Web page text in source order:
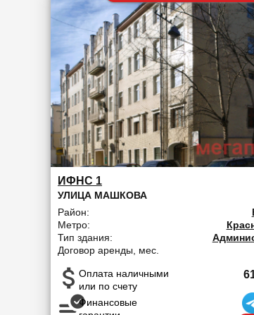
ИФНС 1
УЛИЦА МАШКОВА
Район:
Метро:
Тип здания:
Договор аренды, мес.
Оплата наличными
или по счету
Финансовые